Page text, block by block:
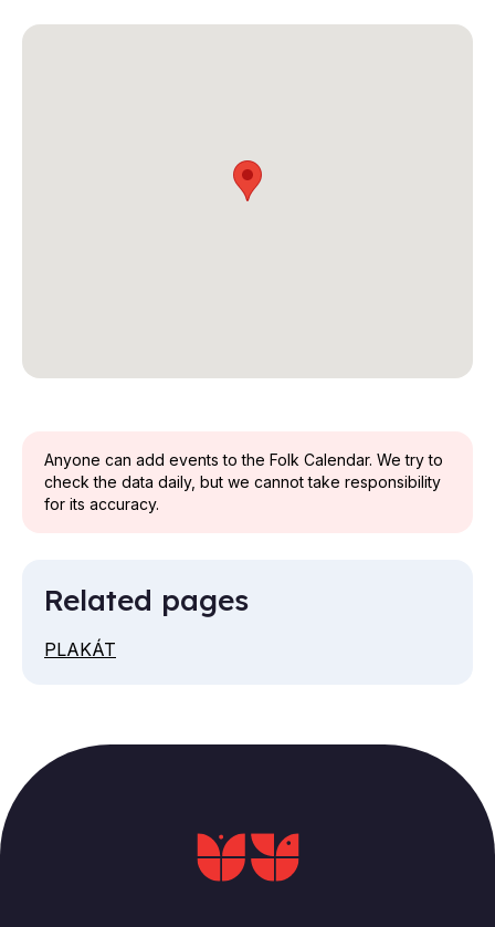
Anyone can add events to the Folk Calendar. We try to
check the data daily, but we cannot take responsibility
for its accuracy.
Related pages
PLAKÁT